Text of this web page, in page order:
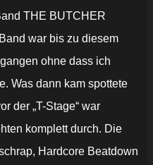
THE BUTCHER
war bis zu diesem
ohne dass ich
Was dann kam spottete
der „T-Stage“ war
komplett durch. Die
Hardcore Beatdown